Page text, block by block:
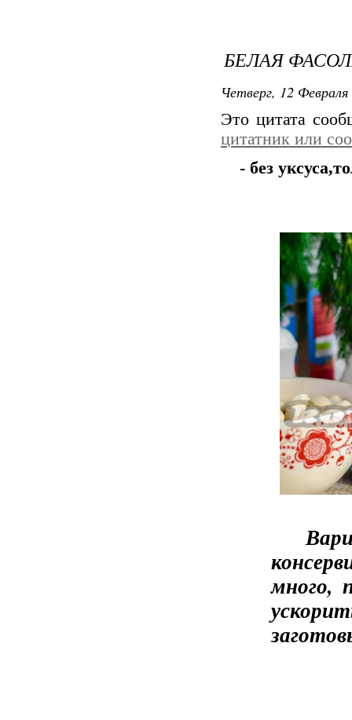
БЕЛАЯ
Четверг, 12
Это цитата
цитатник или
- без
много,